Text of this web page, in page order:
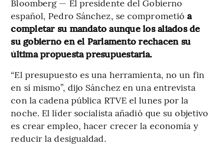
Bloomberg — El presidente del Gobierno
español, Pedro Sánchez, se comprometió a
completar su mandato aunque los aliados de
su gobierno en el Parlamento rechacen su
última propuesta presupuestaria.
“El presupuesto es una herramienta, no un fin
en sí mismo”, dijo Sánchez en una entrevista
con la cadena pública RTVE el lunes por la
noche. El líder socialista añadió que su objetivo
es crear empleo, hacer crecer la economía y
reducir la desigualdad.